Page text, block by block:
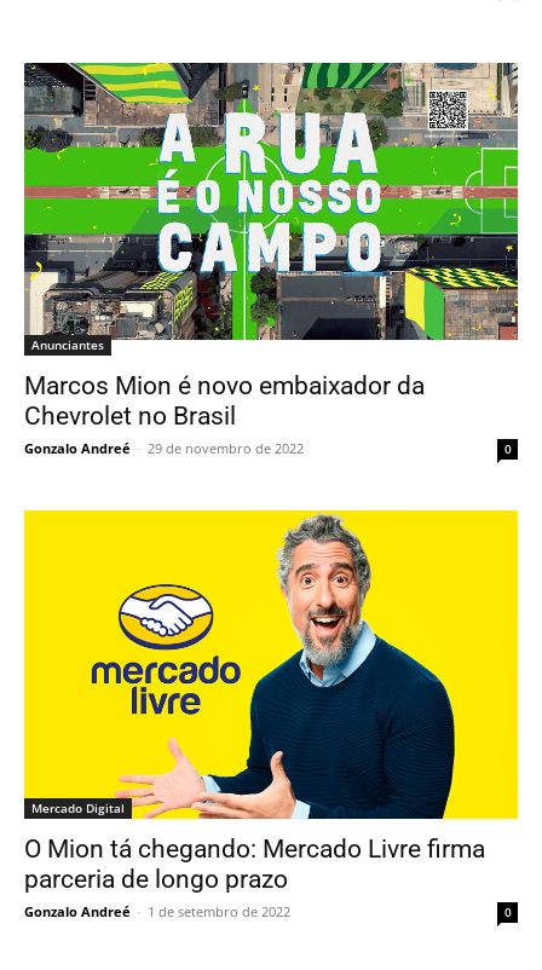
Anunciantes
Marcos Mion é novo embaixador da
Chevrolet no Brasil
Gonzalo Andreé - 29 de novembro de 2022 0
Mercado Digital
O Mion tá chegando: Mercado Livre firma
parceria de longo prazo
Gonzalo Andreé - 1 de setembro de 2022 0